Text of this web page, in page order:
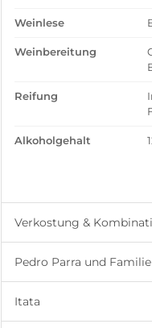
Weinlese
Weinbereitung
Reifung
Alkoholgehalt
Verkostung &
Pedro Parra und Familie
Itata